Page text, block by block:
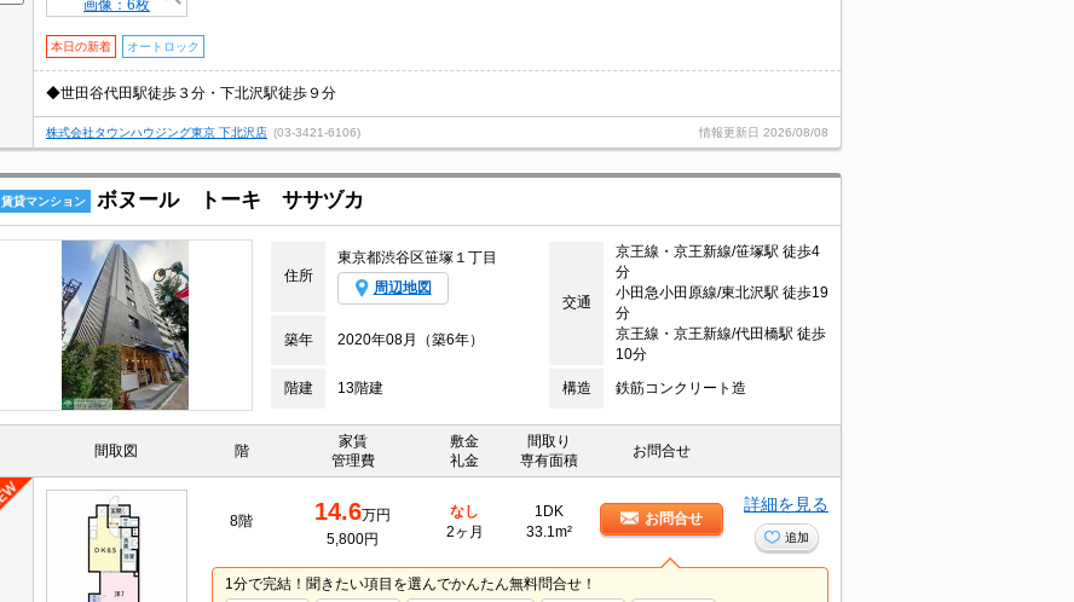
画像：6枚
本日の新着 オートロック
◆世田谷代田駅徒歩３分・下北沢駅徒歩９分
株式会社タウンハウジング東京 下北沢店 (03-3421-6106) 情報更新日 2026/08/08
賃貸マンション ボヌール トーキ ササヅカ
住所
東京都渋谷区笹塚１丁目
周辺地図
交通
京王線・京王新線/笹塚駅 徒歩4
分
小田急小田原線/東北沢駅 徒歩19
分
京王線・京王新線/代田橋駅 徒歩
10分
築年 2020年08月（築6年）
階建 13階建 構造 鉄筋コンクリート造
間取図 階
家賃
管理費
敷金
礼金
間取り
専有面積
お問合せ
8階 14.6万円
5,800円
なし
2ヶ月
1DK
33.1m²
お問合せ
詳細を見る
追加
1分で完結！聞きたい項目を選んでかんたん無料問合せ！